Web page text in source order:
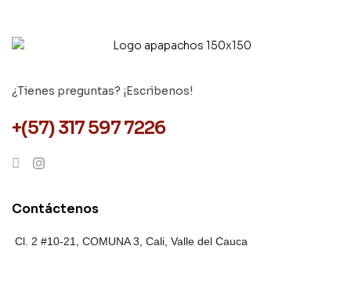
¿Tienes preguntas? ¡Escribenos!
+(57) 317 597 7226
Contáctenos
Cl. 2 #10-21, COMUNA 3, Cali, Valle del Cauca